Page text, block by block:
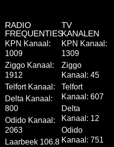
RADIO
FREQUENTIES
KPN Kanaal:
1009
Ziggo Kanaal:
1912
Telfort Kanaal:
Delta Kanaal:
800
Odido Kanaal:
2063
Laarbeek 106.8
TV
KANALEN
KPN Kanaal:
1309
Ziggo
Kanaal: 45
Telfort
Kanaal: 607
Delta
Kanaal: 12
Odido
Kanaal: 751